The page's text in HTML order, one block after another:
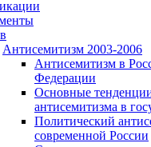
Антисемитизм 2003-2006
Антисемитизм в
Федерации
Основные
антисемитизма в
Политический
современной России